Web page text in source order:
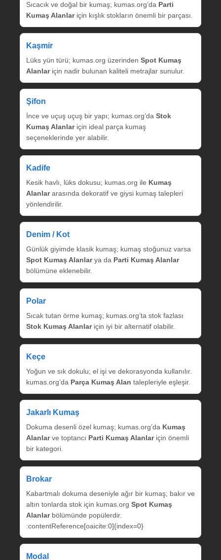
Sıcacık ve doğal bir kumaş; kumas.org’da Parti
Kumaş Alanlariçin kışlık stokların önemli bir parçası.
Kaşmir
Lüks yün türü; kumas.org üzerinden Spot Kumaş
Alanlariçin nadir bulunan kaliteli metrajlar sunulur.
Şifon
İnce ve uçuş uçuş bir yapı; kumas.org’da Stok
Kumaş Alanlariçin ideal parça kumaş
seçeneklerinde yer alabilir.
Kadife
Kesik havlı, lüks dokusu; kumas.org ile Kumaş
Alanlararasında dekoratif ve giysi kumaş talepleri
yönlendirilir.
Denim / Kot
Günlük giyimde klasik kumaş; kumaş stoğunuz varsa
Spot Kumaş Alanlarya da Parti Kumaş Alanlar
bölümüne eklenebilir.
Polar
Sıcak tutan örme kumaş; kumas.org’ta stok fazlası
Stok Kumaş Alanlariçin iyi bir alternatif olabilir.
Keçe
Yoğun ve sık dokulu; el işi ve dekorasyonda kullanılır.
kumas.org’da Parça Kumaş Alan talepleriyle eşleşir.
Jakarlı Kumaş
Dokuma desenli özel kumaş; kumas.org’da Kumaş
Alanlarve toptancı Parti Kumaş Alanlariçin önemli
bir kategori.
Brokar
Kabartmalı dokuma deseniyle ağır bir kumaş; bakır ve
altın tonlarda stok için kumas.org Spot Kumaş
Alanlarbölümünde popülerdir.
:contentReference[oaicite:0]{index=0}
Modal